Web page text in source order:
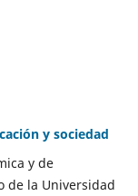
y sociedad
y de
de la Universidad